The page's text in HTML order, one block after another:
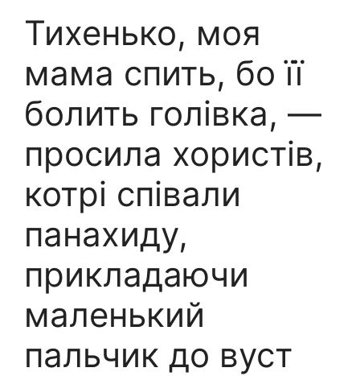
Тихенько, моя
мама спить, бо її
болить голівка, —
просила хористів,
котрі співали
панaхиду,
прикладаючи
маленький
пальчик до вуст